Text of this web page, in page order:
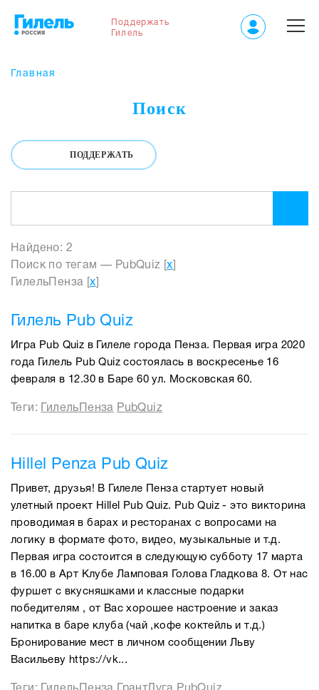
Поддержать
Гилель
Главная
Поиск
ПОДДЕРЖАТЬ
Найдено: 2
Поиск по тегам — PubQuiz [x
ГилельПенза [x
Гилель Pub Quiz
Игра Pub Quiz в Гилеле города Пенза. Первая игра 2020
года Гилель Pub Quiz состоялась в воскресенье 16
февраля в 12.30 в Баре 60 ул. Московская 60.
Теги: ГилельПенза PubQuiz
Hillel Penza Pub Quiz
Привет, друзья! В Гилеле Пенза стартует новый
улетный проект Hillel Pub Quiz. Pub Quiz - это викторина
проводимая в барах и ресторанах с вопросами на
логику в формате фото, видео, музыкальные и т.д.
Первая игра состоится в следующую субботу 17 марта
в 16.00 в Арт Клубе Ламповая Голова Гладкова 8. От нас
фуршет с вкусняшками и классные подарки
победителям , от Вас хорошее настроение и заказ
напитка в баре клуба (чай ,кофе коктейль и т.д.)
Бронирование мест в личном сообщении Льву
Васильеву https://vk...